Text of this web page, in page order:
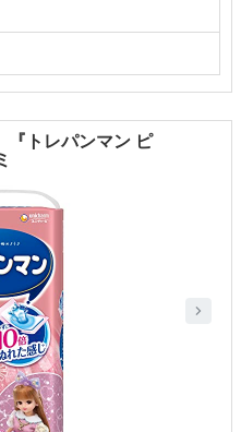
トレパンマン ピ